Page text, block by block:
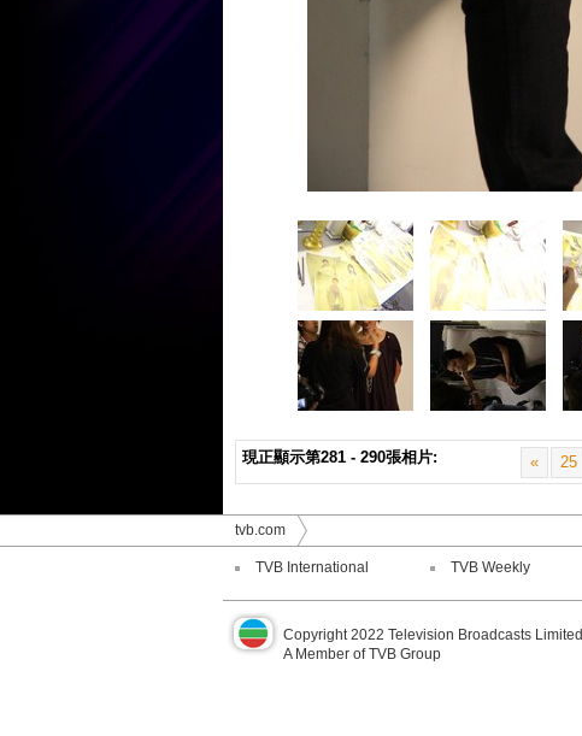
現正顯示第281 - 290張相片: « 25
tvb.com
TVB International TVB Weekly
Copyright 2022 Television Broadcasts Limited
A Member of TVB Group